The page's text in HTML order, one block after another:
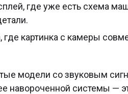
где уже есть схема
картинка с камеры
модели со звуковым
навороченной системы —